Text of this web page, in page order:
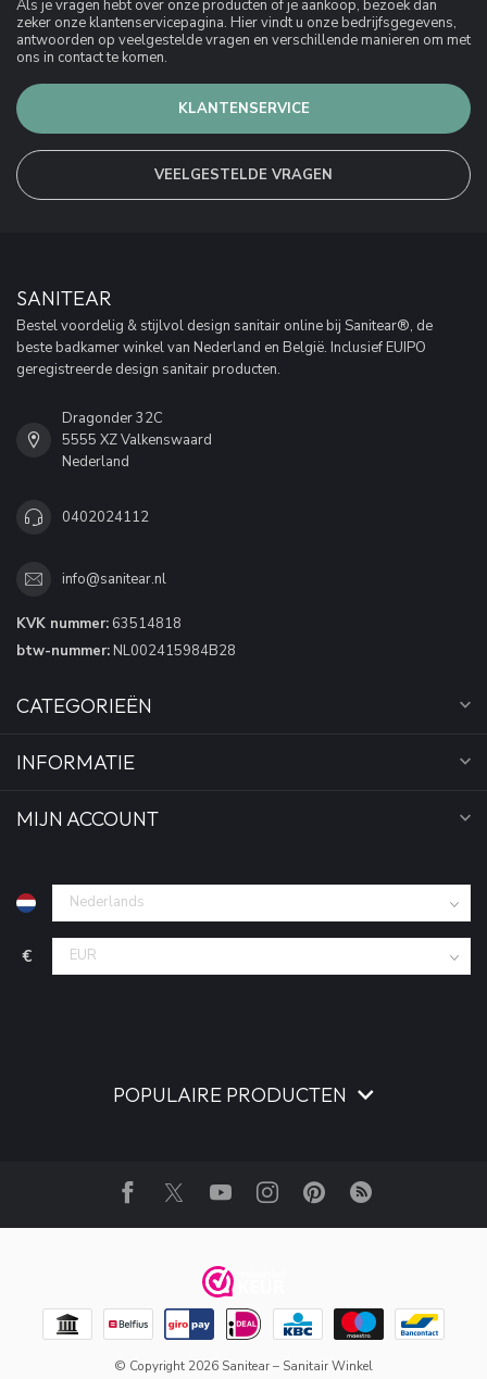
Als je vragen hebt over onze producten of je aankoop, bezoek dan
zeker onze klantenservicepagina. Hier vindt u onze bedrijfsgegevens,
antwoorden op veelgestelde vragen en verschillende manieren om met
ons in contact te komen.
KLANTENSERVICE
VEELGESTELDE VRAGEN
SANITEAR
Bestel voordelig & stijlvol design sanitair online bij Sanitear®, de
beste badkamer winkel van Nederland en België. Inclusief EUIPO
geregistreerde design sanitair producten.
Dragonder 32C
5555 XZ Valkenswaard
Nederland
0402024112
info@sanitear.nl
KVK nummer: 63514818
btw-nummer: NL002415984B28
CATEGORIEËN
INFORMATIE
MIJN ACCOUNT
€
POPULAIRE PRODUCTEN
© Copyright 2026 Sanitear – Sanitair Winkel